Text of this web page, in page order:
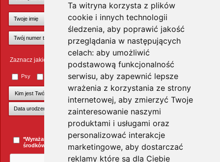
Ta witryna korzysta z plików
cookie i innych technologii
śledzenia, aby poprawić jakość
przeglądania w następujących
celach: aby umożliwić
podstawową funkcjonalność
serwisu, aby zapewnić lepsze
wrażenia z korzystania ze strony
internetowej, aby zmierzyć Twoje
zainteresowanie naszymi
produktami i usługami oraz
personalizować interakcje
marketingowe, aby dostarczać
reklamy które są dla Ciebie
Zaznacz jakie zwierzęta Cię interesują
Psy Małe ssaki Ptaki Inne zwierzęta
+Dodaj kolejnego pupila
*Wyrażam zgodę na przesyłanie informacji handlowych za pomocą
środków komunikacji elektronicznej. więcej »